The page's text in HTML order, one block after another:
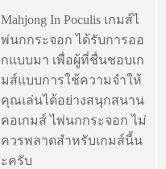
Mahjong In Poculis เกมส์ไ
พ่นกกระจอก ได้รับการออ
กแบบมา เพื่อผู้ที่ชื่นชอบเก
มส์แบบการใช้ความจำให้
คุณเล่นได้อย่างสนุกสนาน
คอเกมส์ ไพ่นกกระจอก ไม่
ควรพลาดสำหรับเกมส์นี้น
ะครับ